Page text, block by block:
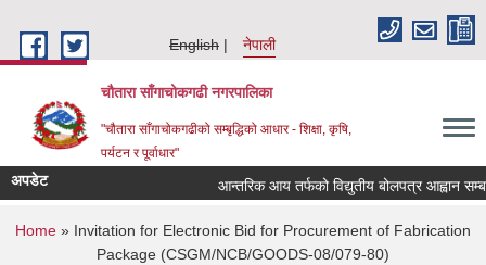
English
नेपाली
चौतारा साँगाचोकगढी नगरपालिका
"चौतारा साँगाचोकगढीको सम्बृद्धिको आधार - शिक्षा, कृषि,
पर्यटन र पूर्वाधार"
अपडेट आन्तरिक आय तर्फको विद्युतीय बोलपत्र आह्वान
You are here
Home » Invitation for Electronic Bid for Procurement of Fabrication
Package (CSGM/NCB/GOODS-08/079-80)